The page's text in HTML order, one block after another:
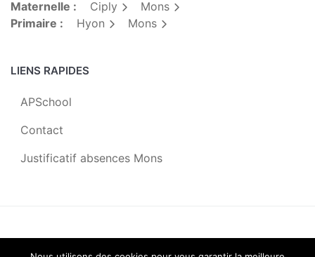
Maternelle : Ciply
Mons
Primaire :
Hyon Mons
LIENS RAPIDES
APSchool
Contact
Justificatif absences Mons